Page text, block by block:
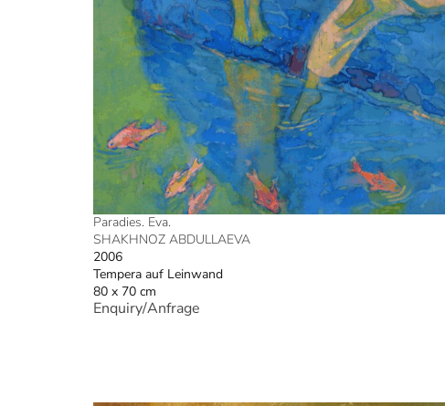
Paradies. Eva.
SHAKHNOZ ABDULLAEVA
2006
Tempera auf Leinwand
80 x 70 cm
Enquiry/Anfrage